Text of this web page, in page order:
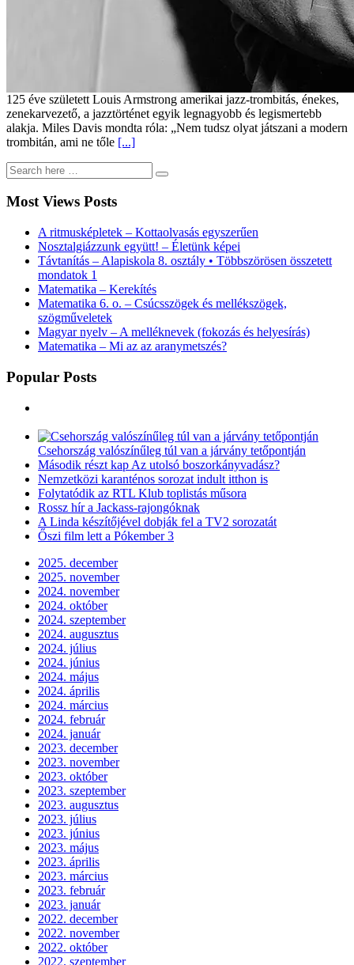
125 éve született Louis Armstrong amerikai jazz-trombitás, énekes,
zenekarvezető, a jazztörténet egyik legnagyobb és legismertebb
alakja. Miles Davis mondta róla: „Nem tudsz olyat játszani a modern
trombitán, ami ne tőle [...]
Most Views Posts
A ritmusképletek – Kottaolvasás egyszerűen
Nosztalgiázzunk együtt! – Életünk képei
Távtanítás – Alapiskola 8. osztály • Többszörösen összetett
mondatok 1
Matematika – Kerekítés
Matematika 6. o. – Csúcsszögek és mellékszögek,
szögműveletek
Magyar nyelv – A melléknevek (fokozás és helyesírás)
Matematika – Mi az az aranymetszés?
Popular Posts
Csehország valószínűleg túl van a járvány tetőpontján
Második részt kap Az utolsó boszorkányvadász?
Nemzetközi karanténos sorozat indult itthon is
Folytatódik az RTL Klub toplistás műsora
Rossz hír a Jackass-rajongóknak
A Linda készítőjével dobják fel a TV2 sorozatát
Őszi film lett a Pókember 3
2025. december
2025. november
2024. november
2024. október
2024. szeptember
2024. augusztus
2024. július
2024. június
2024. május
2024. április
2024. március
2024. február
2024. január
2023. december
2023. november
2023. október
2023. szeptember
2023. augusztus
2023. július
2023. június
2023. május
2023. április
2023. március
2023. február
2023. január
2022. december
2022. november
2022. október
2022. szeptember